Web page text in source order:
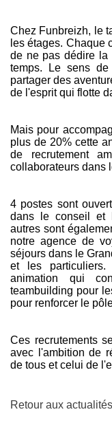
Chez Funbreizh, le
les étages. Chaque
de ne pas dédire la
temps. Le sens
partager des
de l'esprit qui flotte
Mais pour
plus de 20% cette
de recrutement
collaborateurs dans
4 postes sont
dans le conseil et
autres sont
notre agence de
séjours dans le
et les
animation qui
teambuilding pour
pour renforcer le
Ces recrutements
avec l'ambition de
de tous et celui de
Retour aux actualités